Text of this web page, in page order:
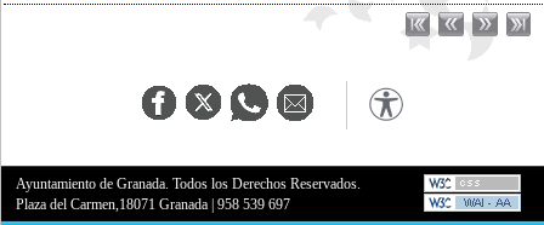
Ayuntamiento de Granada. Todos los Derechos Reservados.
Plaza del Carmen,18071 Granada |958 539 697